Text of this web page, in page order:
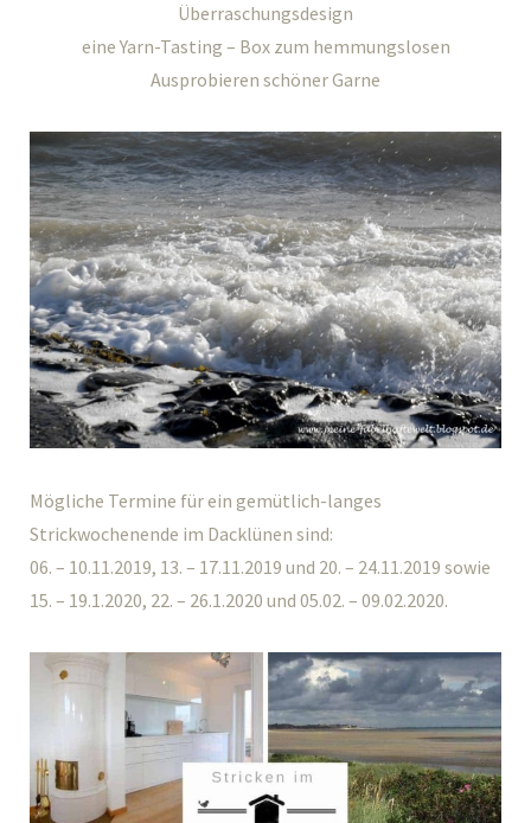
Überraschungsdesign
eine Yarn-Tasting – Box zum hemmungslosen
Ausprobieren schöner Garne
Mögliche Termine für ein gemütlich-langes
Strickwochenende im Dacklünen sind:
06. – 10.11.2019, 13. – 17.11.2019 und 20. – 24.11.2019 sowie
15. – 19.1.2020, 22. – 26.1.2020 und 05.02. – 09.02.2020.